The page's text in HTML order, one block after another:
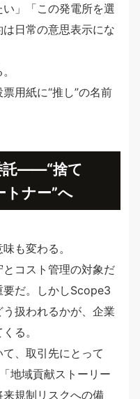
」「この発電所を選
日常の意思表示にな
用紙に“推し”の名前
託——“捨て
トナー”へ
も変わる。
コスト管理の対象だ
要だ。しかしScope3
扱われるかが、企業
る。
、取引先にとって
地域貢献ストーリー
規制リスクへの備